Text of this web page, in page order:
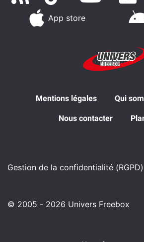
App store
Mentions légales Qui
Nous contacter
Gestion de la confidentialité (RGPD)
© 2005 - 2026 Univers Freebox